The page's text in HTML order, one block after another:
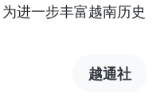
进一步丰富越南历史
越通社